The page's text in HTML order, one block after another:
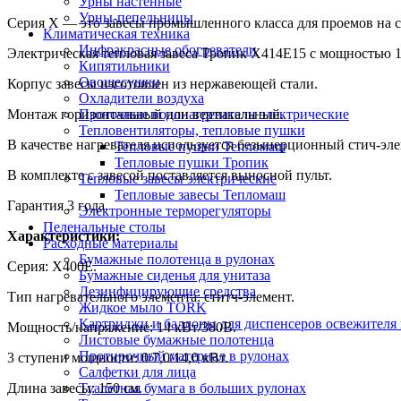
Урны-пепельницы
Климатическая техника
Инфракрасные обогреватели
Кипятильники
Овощесушки
Охладители воздуха
Проточные водонагреватели электрические
Тепловентиляторы, тепловые пушки
Тепловые пушки Тепломаш
Тепловые пушки Тропик
Тепловые завесы электрические
Тепловые завесы Тепломаш
Электронные терморегуляторы
Пеленальные столы
Расходные материалы
Бумажные полотенца в рулонах
Бумажные сиденья для унитаза
Дезинфицирующие средства
Жидкое мыло TORK
Картриджи и баллоны для диспенсеров освежителя
Листовые бумажные полотенца
Протирочный материал в рулонах
Салфетки для лица
Туалетная бумага в больших рулонах
Серия Х — это завесы промышленного класса для проемов на
Электрическая тепловая завеса Тропик X414E15 с
Корпус завесы изготовлен из нержавеющей стали.
Монтаж горизонтальный или вертикальный.
В качестве нагревателя используется безынерционный стич-
В комплекте с завесой поставляется выносной пульт.
Гарантия 3 года.
Характеристики:
Серия: X400Е.
Тип нагревательного элемента: ститч-элемент.
Мощность/напряжение: 14 кВт/380В.
3 ступени мощности: 0/7,0/14,0 кВт.
Длина завесы: 150 см.